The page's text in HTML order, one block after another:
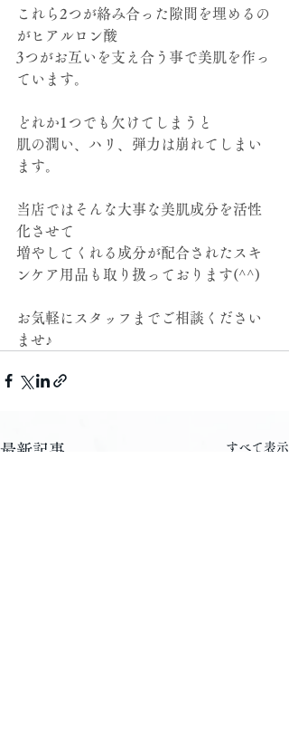
これら2つが絡み合った隙間を埋めるの
がヒアルロン酸
3つがお互いを支え合う事で美肌を作っ
ています。
どれか1つでも欠けてしまうと
肌の潤い、ハリ、弾力は崩れてしまい
ます。
当店ではそんな大事な美肌成分を活性
化させて
増やしてくれる成分が配合されたスキ
ンケア用品も取り扱っております(^^)
お気軽にスタッフまでご相談ください
ませ♪
最新記事 すべて表示